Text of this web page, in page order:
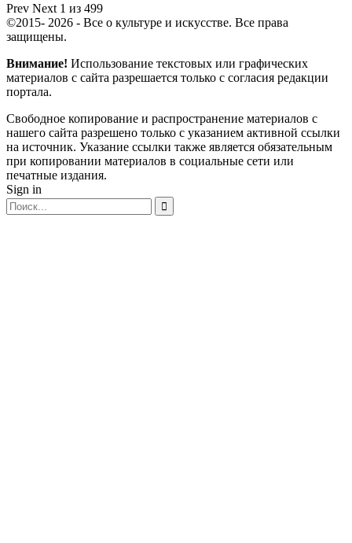
Prev Next 1 из 499
©2015- 2026 - Все о культуре и искусстве. Все права
защищены.
Внимание! Использование текстовых или графических
материалов с сайта разрешается только c согласия редакции
портала.
Свободное копирование и распространение материалов с
нашего сайта разрешено только с указанием активной ссылки
на источник. Указание ссылки также является обязательным
при копировании материалов в социальные сети или
печатные издания.
Sign in